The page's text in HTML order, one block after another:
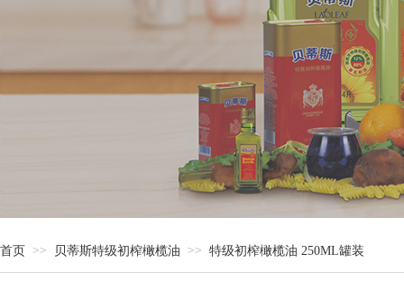
首页 >> 贝蒂斯特级初榨橄榄油 >> 特级初榨橄榄油 250ML罐装